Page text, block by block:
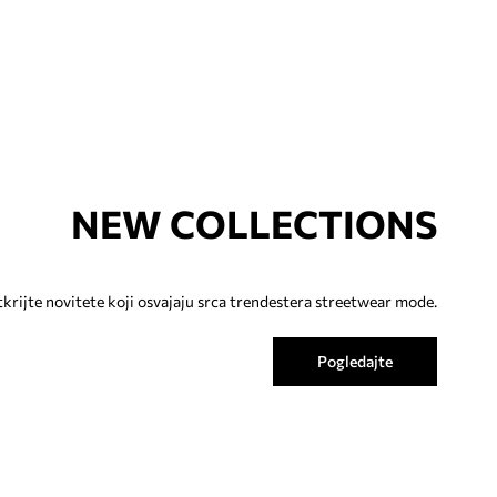
NEW COLLECTIONS
novitete koji osvajaju srca trendestera streetwear mode.
Pogledajte